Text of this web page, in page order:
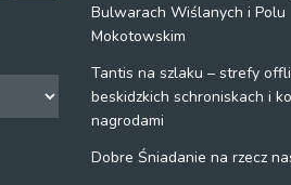
Bulwarach Wiślanych i Polu
Mokotowskim
Tantis na szlaku – strefy
beskidzkich schroniskach i
nagrodami
Dobre Śniadanie na rzecz